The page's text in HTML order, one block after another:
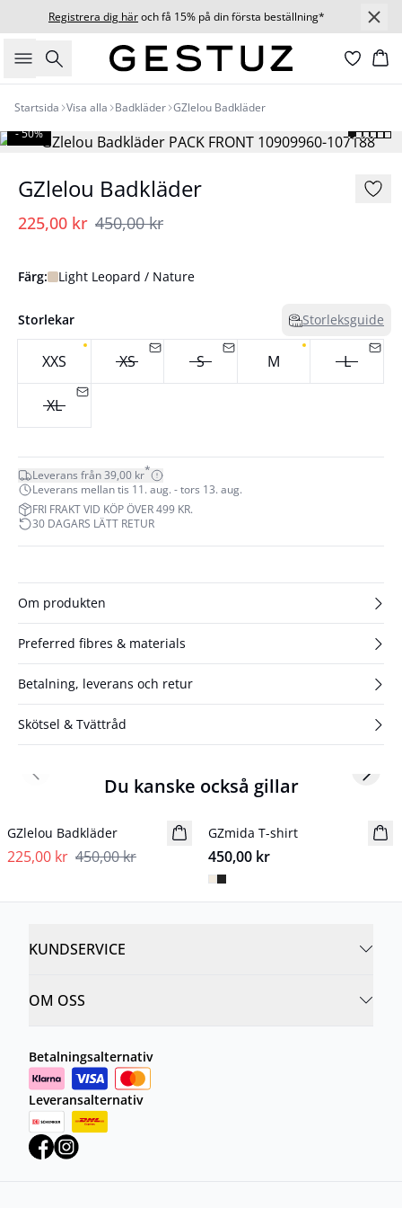
Registrera dig häroch få 15% på din första beställning*
Sök
Startsida Visa alla Badkläder GZlelou Badkläder
- 50%
GZlelou Badkläder
225,00 kr 450,00 kr
Färg: Light Leopard / Nature
Storlekar Storleksguide
XXS XS S M L
XL
Leverans från 39,00 kr*
Leverans mellan tis 11. aug. - tors 13. aug.
FRI FRAKT VID KÖP ÖVER 499 KR.
30 DAGARS LÄTT RETUR
Om produkten
Preferred fibres & materials
Betalning, leverans och retur
Skötsel & Tvättråd
Du kanske också gillar
GZlelou Badkläder
225,00 kr 450,00 kr
Nyhet
GZmida T-shirt
450,00 kr
Previous slide Next
KUNDSERVICE
OM OSS
Betalningsalternativ
Leveransalternativ